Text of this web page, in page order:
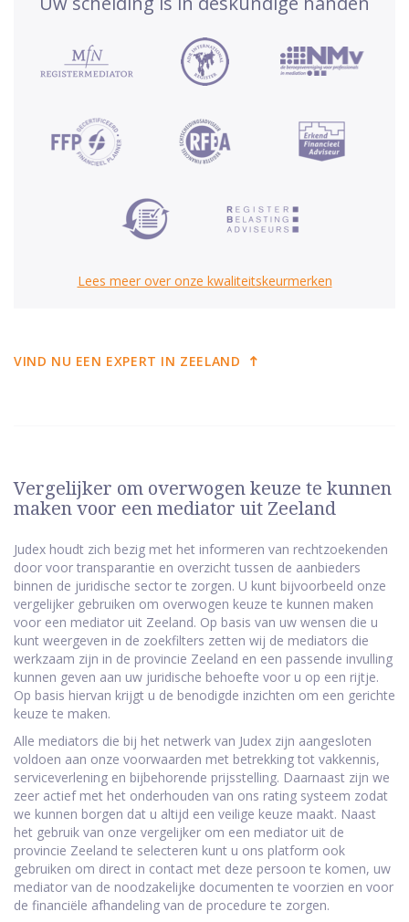
Lees meer over onze kwaliteitskeurmerken
VIND NU EEN EXPERT IN ZEELAND
Vergelijker om overwogen keuze te kunnen
maken voor een mediator uit Zeeland
Judex houdt zich bezig met het informeren van rechtzoekenden
door voor transparantie en overzicht tussen de aanbieders
binnen de juridische sector te zorgen. U kunt bijvoorbeeld onze
vergelijker gebruiken om overwogen keuze te kunnen maken
voor een mediator uit Zeeland. Op basis van uw wensen die u
kunt weergeven in de zoekfilters zetten wij de mediators die
werkzaam zijn in de provincie Zeeland en een passende invulling
kunnen geven aan uw juridische behoefte voor u op een rijtje.
Op basis hiervan krijgt u de benodigde inzichten om een gerichte
keuze te maken.
Alle mediators die bij het netwerk van Judex zijn aangesloten
voldoen aan onze voorwaarden met betrekking tot vakkennis,
serviceverlening en bijbehorende prijsstelling. Daarnaast zijn we
zeer actief met het onderhouden van ons rating systeem zodat
we kunnen borgen dat u altijd een veilige keuze maakt. Naast
het gebruik van onze vergelijker om een mediator uit de
provincie Zeeland te selecteren kunt u ons platform ook
gebruiken om direct in contact met deze persoon te komen, uw
mediator van de noodzakelijke documenten te voorzien en voor
de financiële afhandeling van de procedure te zorgen.